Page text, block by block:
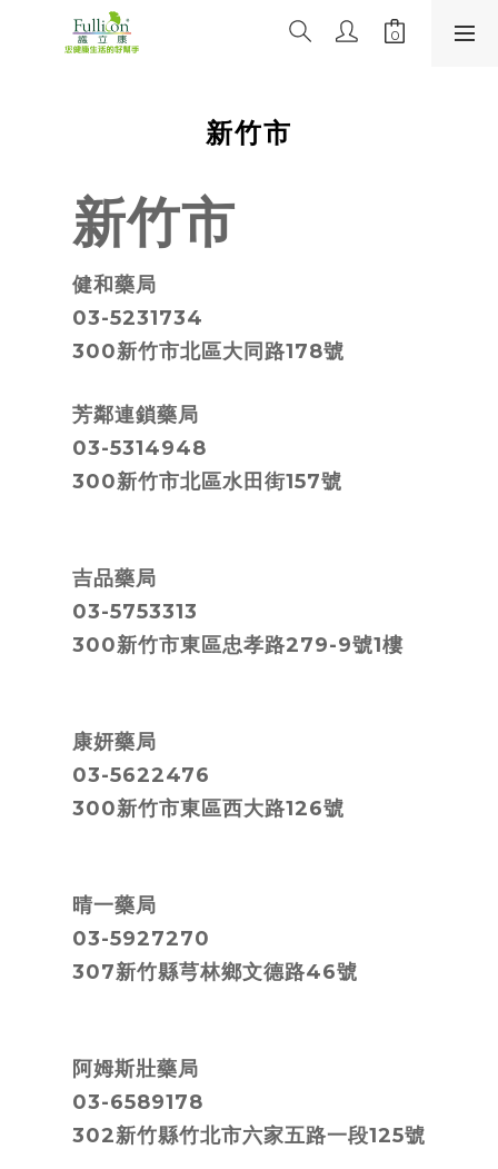
新竹市
新竹市
健和藥局
03-5231734
300新竹市北區大同路178號
芳鄰連鎖藥局
03-5314948
300新竹市北區水田街157號
吉品藥局
03-5753313
300新竹市東區忠孝路279-9號1樓
康妍藥局
03-5622476
300新竹市東區西大路126號
晴一藥局
03-5927270
307新竹縣芎林鄉文德路46號
阿姆斯壯藥局
03-6589178
302新竹縣竹北市六家五路一段125號